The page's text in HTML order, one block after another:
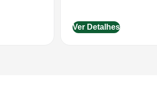
Ver Detalhes